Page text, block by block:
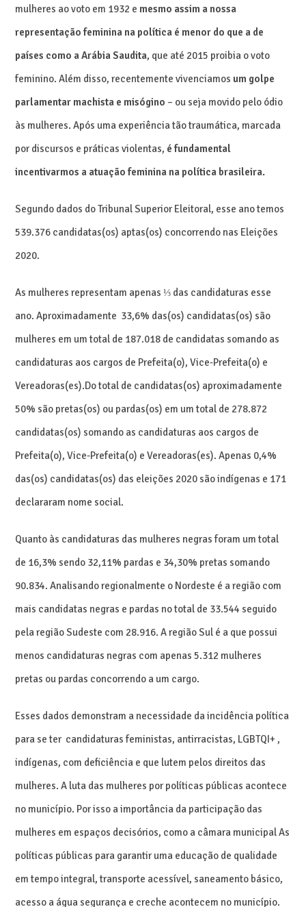
mulheres ao voto em 1932 e mesmo assim a nossa
representação feminina na política é menor do que a de
países como a Arábia Saudita, que até 2015 proibia o voto
feminino. Além disso, recentemente vivenciamosum golpe
parlamentar machista e misógino – ou seja movido pelo ódio
às mulheres. Após uma experiência tão traumática, marcada
por discursos e práticas violentas, é fundamental
incentivarmos a atuação feminina na política brasileira.
Segundo dados do Tribunal Superior Eleitoral, esse ano temos
539.376 candidatas(os) aptas(os) concorrendo nas Eleições
2020.
As mulheres representam apenas ⅓ das candidaturas esse
ano. Aproximadamente 33,6% das(os) candidatas(os) são
mulheres em um total de 187.018 de candidatas somando as
candidaturas aos cargos de Prefeita(o), Vice-Prefeita(o) e
Vereadoras(es).Do total de candidatas(os) aproximadamente
50% são pretas(os) ou pardas(os) em um total de 278.872
candidatas(os) somando as candidaturas aos cargos de
Prefeita(o), Vice-Prefeita(o) e Vereadoras(es). Apenas 0,4%
das(os) candidatas(os) das eleições 2020 são indígenas e 171
declararam nome social.
Quanto às candidaturas das mulheres negras foram um total
de 16,3% sendo 32,11% pardas e 34,30% pretas somando
90.834. Analisando regionalmente o Nordeste é a região com
mais candidatas negras e pardas no total de 33.544 seguido
pela região Sudeste com 28.916. A região Sul é a que possui
menos candidaturas negras com apenas 5.312 mulheres
pretas ou pardas concorrendo a um cargo.
Esses dados demonstram a necessidade da incidência política
para se ter candidaturas feministas, antirracistas, LGBTQI+ ,
indígenas, com deficiência e que lutem pelos direitos das
mulheres. A luta das mulheres por políticas públicas acontece
no município. Por isso a importância da participação das
mulheres em espaços decisórios, como a câmara municipal As
políticas públicas para garantir uma educação de qualidade
em tempo integral, transporte acessível, saneamento básico,
acesso a água segurança e creche acontecem no município.